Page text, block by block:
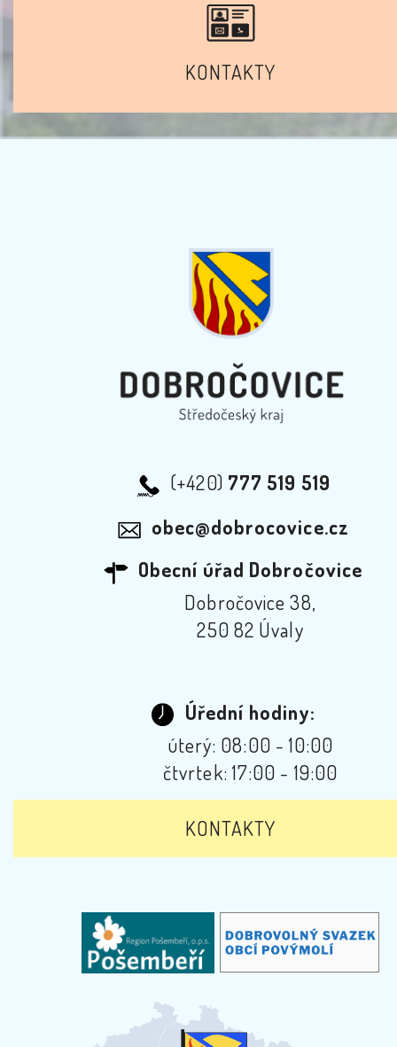
KONTAKTY
(+420) 777 519 519
obec@dobrocovice.cz
Obecní úřad Dobročovice
Dobročovice 38,
250 82 Úvaly
Úřední hodiny:
úterý: 08:00 - 10:00
čtvrtek: 17:00 - 19:00
KONTAKTY